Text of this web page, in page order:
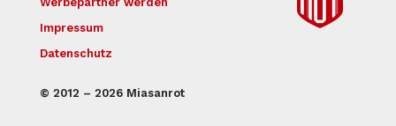
© 2012 – 2026 Miasanrot
Impressum
Datenschutz